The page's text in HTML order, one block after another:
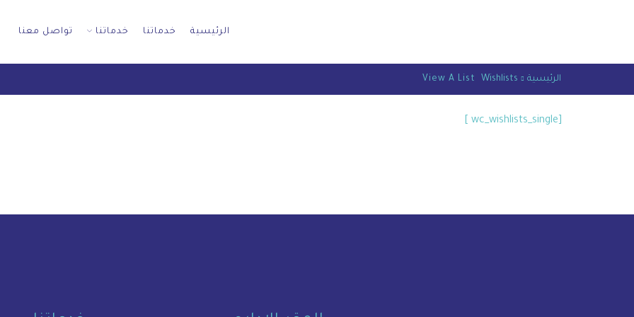
الرئيسية خدماتنا خدماتنا تواصل معنا
الرئيسية Wishlists
View A List
[wc_wishlists_single ]